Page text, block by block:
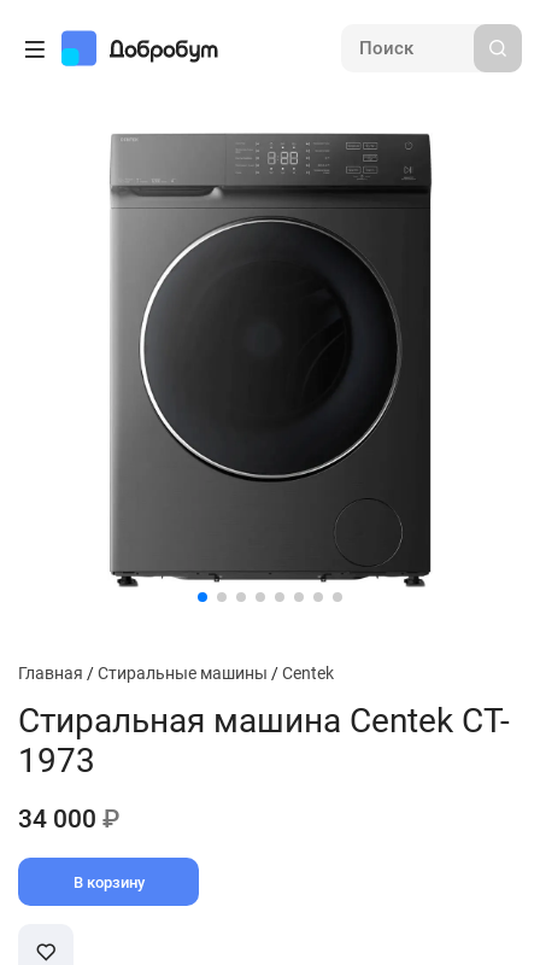
Главная /Стиральные машины /Centek
Стиральная машина Centek CT-
1973
34 000 ₽
В корзину